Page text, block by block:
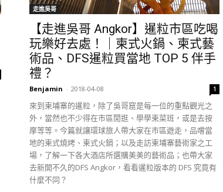
走進吳哥
【走進吳哥 Angkor】暹粒市區吃喝
玩樂好去處！｜柬式火鍋、柬式藝
術品、DFS暹粒買當地 TOP 5 伴手
禮？
Benjamin - 2018-04-08 1
來到柬埔寨的暹粒，除了吳哥窟是每一位的重點觀光之
外，當然也不少得在市區閒逛、學學柬菜班，或是去按
摩等等。今篇就讓環球旅人帶大家在市區遊走，品嚐當
地的柬式燒烤、柬式火鍋；以及走訪柬埔寨藝術家之工
場，了解一下各大酒店所選購美美的藝術品；也帶大家
去新開不久的DFS Angkor，看看暹粒版本的 DFS 究竟有
什麼不同？